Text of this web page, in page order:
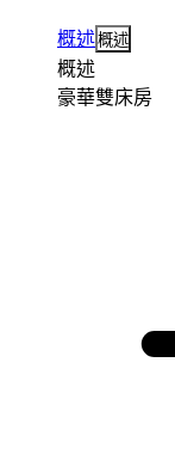
概述概述
概述
豪華雙床房